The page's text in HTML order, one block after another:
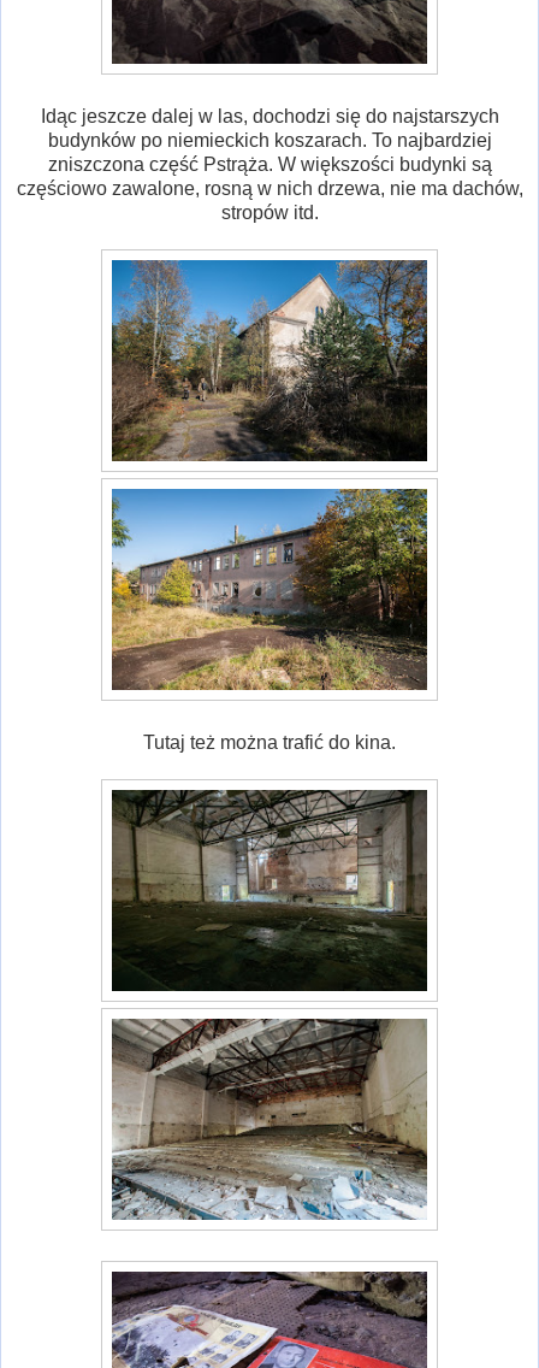
Idąc jeszcze dalej w las, dochodzi się do najstarszych
budynków po niemieckich koszarach. To najbardziej
zniszczona część Pstrąża. W większości budynki są
częściowo zawalone, rosną w nich drzewa, nie ma dachów,
stropów itd.
Tutaj też można trafić do kina.